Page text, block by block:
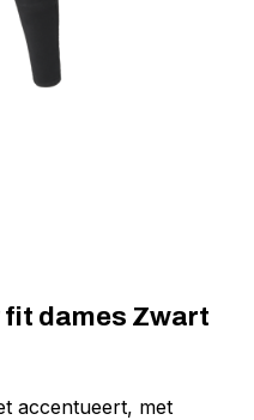
fit dames Zwart
accentueert, met